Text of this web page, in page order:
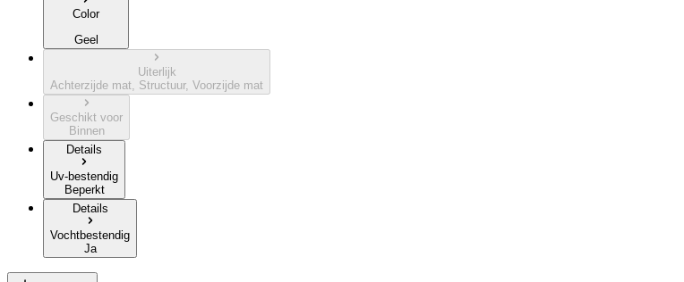
Color
Geel
Uiterlijk
Achterzijde mat, Structuur, Voorzijde mat
Geschikt voor
Binnen
Details
Uv-bestendig
Beperkt
Details
Vochtbestendig
Ja